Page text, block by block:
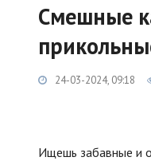
Смешные
24-03-2024, 09:18
Ищешь забавные и